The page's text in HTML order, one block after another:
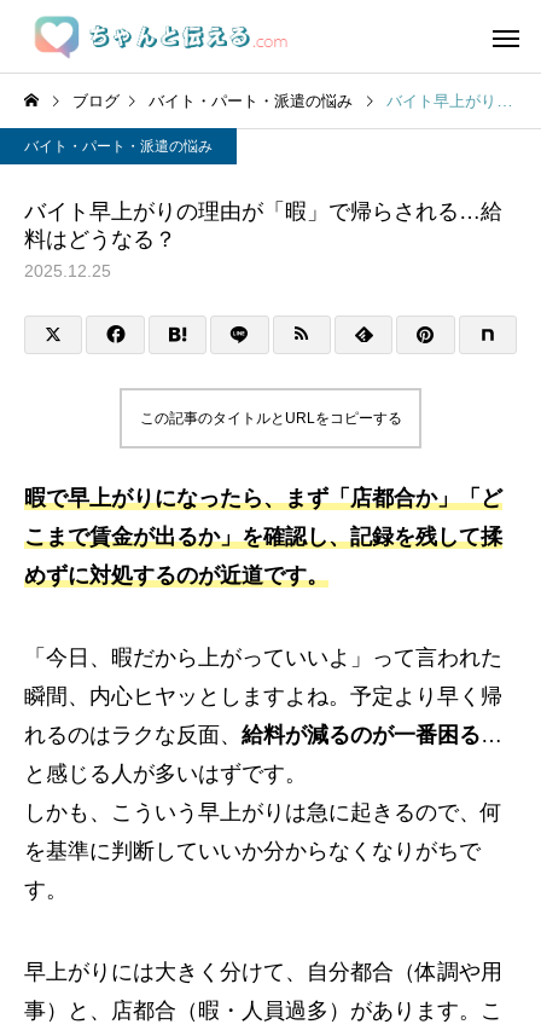
ブログ バイト・パート・派遣の悩み バイト早上がりの理由が「暇」で帰らされる…給料はどうなる？
バイト・パート・派遣の悩み
バイト早上がりの理由が「暇」で帰らされる…給
料はどうなる？
2025.12.25
この記事のタイトルとURLをコピーする
暇で早上がりになったら、まず「店都合か」「ど
こまで賃金が出るか」を確認し、記録を残して揉
めずに対処するのが近道です。
「今日、暇だから上がっていいよ」って言われた
瞬間、内心ヒヤッとしますよね。予定より早く帰
れるのはラクな反面、 給料が減るのが一番困る…
と感じる人が多いはずです。
しかも、こういう早上がりは急に起きるので、何
を基準に判断していいか分からなくなりがちで
す。
早上がりには大きく分けて、自分都合（体調や用
事）と、店都合（暇・人員過多）があります。こ